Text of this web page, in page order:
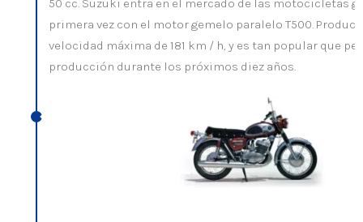
primera vez con el motor gemelo paralelo T500. Produce
velocidad máxima de 181 km / h, y es tan popular que
producción durante los próximos diez años.